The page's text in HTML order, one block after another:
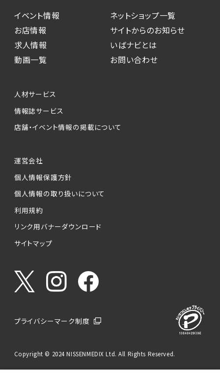
イベント情報
お店情報
求人情報
動画一覧
ネットショップ一覧
サイトからのお知らせ
いばナビとは
お問い合わせ
人材サービス
情報誌サービス
店舗・イベント情報の掲載について
運営会社
個人情報保護方針
個人情報の取り扱いについて
利用規約
リンク用バナーダウンロード
サイトマップ
プライバシーマーク制度
Copyright © 2024 NISSENMEDIX Ltd. All Rights Reserved.